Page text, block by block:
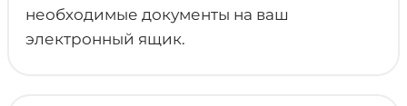
необходимые документы на ваш
электронный ящик.